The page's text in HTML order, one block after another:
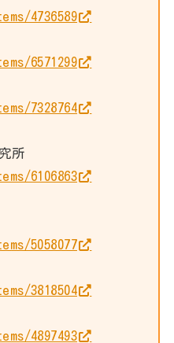
4736589
6571299
7328764
所
6106863
5058077
3818504
4897493